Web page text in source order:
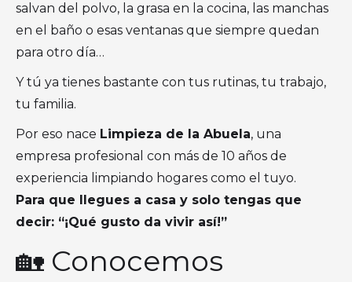
salvan del polvo, la grasa en la cocina, las manchas
en el baño o esas ventanas que siempre quedan
para otro día…
Y tú ya tienes bastante con tus rutinas, tu trabajo,
tu familia.
Por eso nace Limpieza de la Abuela, una
empresa profesional con más de 10 años de
experiencia limpiando hogares como el tuyo.
Para que llegues a casa y solo tengas que
decir: “¡Qué gusto da vivir así!”
🏡 Conocemos